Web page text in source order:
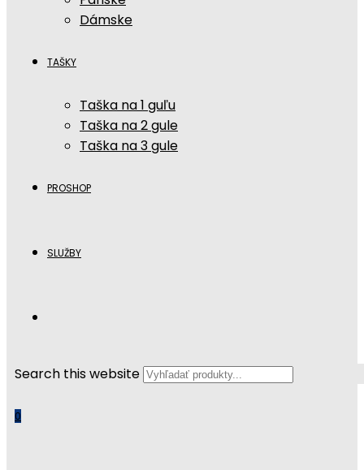
Dámske
TAŠKY
Taška na 1 guľu
Taška na 2 gule
Taška na 3 gule
PROSHOP
SLUŽBY
Search this website
0